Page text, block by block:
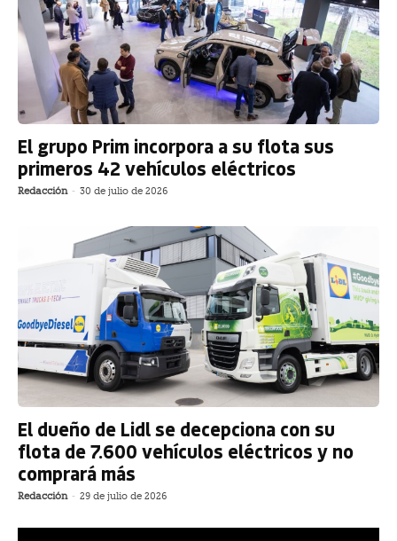
El grupo Prim incorpora a su flota sus
primeros 42 vehículos eléctricos
Redacción - 30 de julio de 2026
El dueño de Lidl se decepciona con su
flota de 7.600 vehículos eléctricos y no
comprará más
Redacción - 29 de julio de 2026